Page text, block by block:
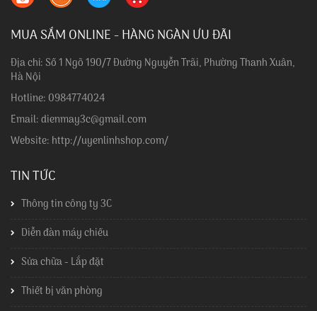
MUA SẮM ONLINE - HÀNG NGÀN ƯU ĐÃI
Địa chỉ: Số 1 Ngõ 190/7 Đường Nguyễn Trãi, Phường Thanh Xuân,
Hà Nội
Hotline: 0984774024
Email: dienmay3c@gmail.com
Website: http://uyenlinhshop.com/
TIN TỨC
Thông tin công ty 3C
Diễn đàn máy chiếu
Sửa chữa - Lắp đặt
Thiết bị văn phòng